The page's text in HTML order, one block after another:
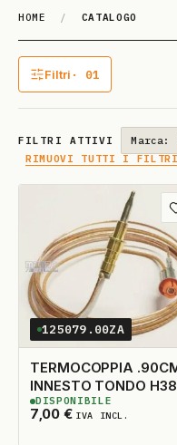
HOME / CATALOGO
Catalogo
Filtri · 01
1 filtro attivo
FILTRI ATTIVI
Marca:
RIMUOVI TUTTI I FILTRI
125079.00ZA
TERMOCOPPIA
INNESTO TONDO H38
7,00 € IVA INCL.
3DISPONIBILI
DISPONIBILE